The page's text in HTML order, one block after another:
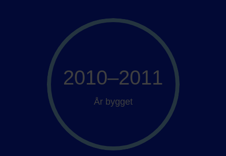
2010–2011
År bygget